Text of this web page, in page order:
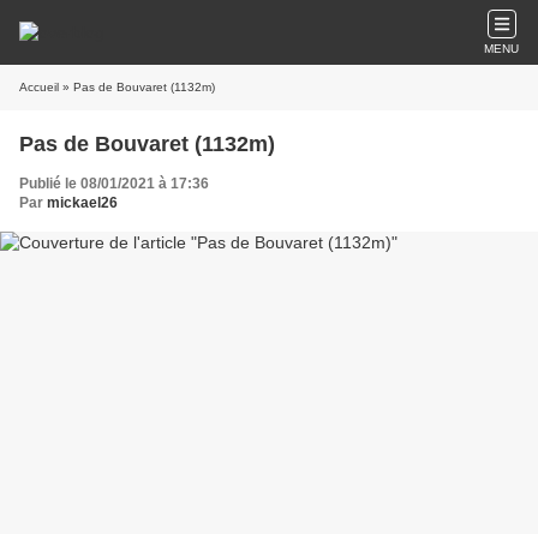
MENU
Accueil » Pas de Bouvaret (1132m)
Pas de Bouvaret (1132m)
Publié le 08/01/2021 à 17:36
Par mickael26